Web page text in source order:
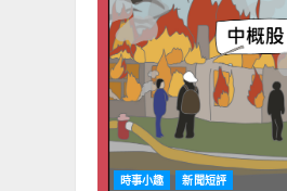
時事小趣 新聞短評